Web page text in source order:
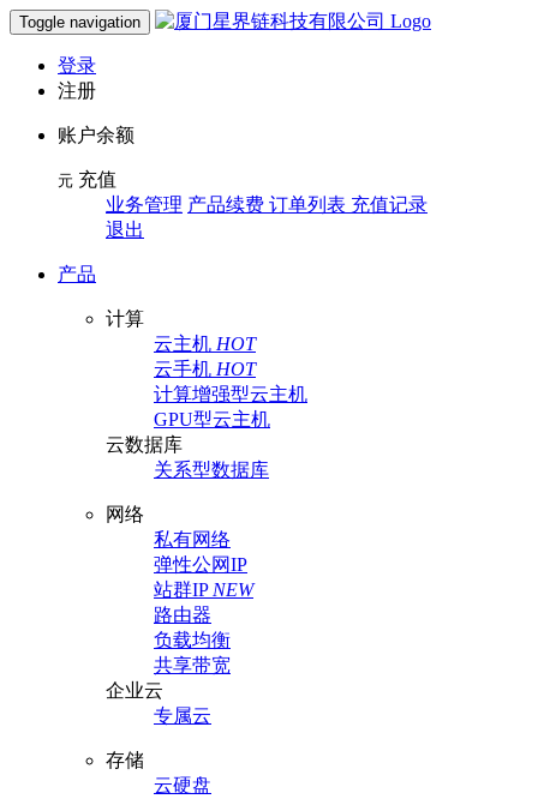
Toggle navigation
登录
注册
账户余额
元 充值
业务管理 产品续费 订单列表 充值记录
退出
产品
计算
云主机 HOT
云手机 HOT
计算增强型云主机
GPU型云主机
云数据库
关系型数据库
网络
私有网络
弹性公网IP
站群IP NEW
路由器
负载均衡
共享带宽
企业云
专属云
存储
云硬盘